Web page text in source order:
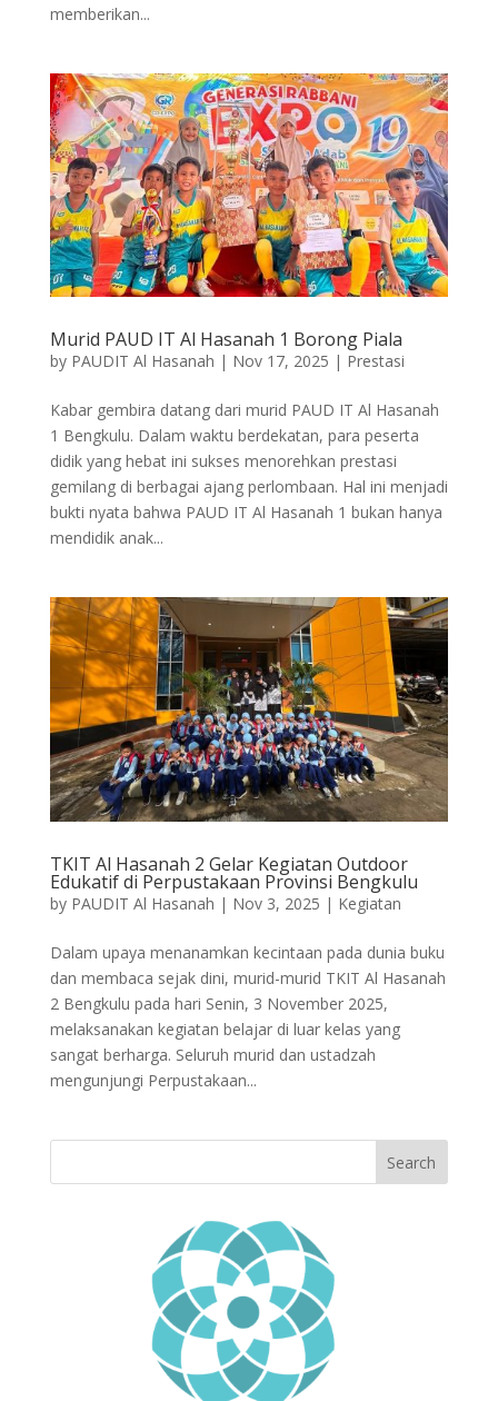
memberikan...
Murid PAUD IT Al Hasanah 1 Borong Piala
by PAUDIT Al Hasanah | Nov 17, 2025 | Prestasi
Kabar gembira datang dari murid PAUD IT Al Hasanah
1 Bengkulu. Dalam waktu berdekatan, para peserta
didik yang hebat ini sukses menorehkan prestasi
gemilang di berbagai ajang perlombaan. Hal ini menjadi
bukti nyata bahwa PAUD IT Al Hasanah 1 bukan hanya
mendidik anak...
TKIT Al Hasanah 2 Gelar Kegiatan Outdoor
Edukatif di Perpustakaan Provinsi Bengkulu
by PAUDIT Al Hasanah | Nov 3, 2025 | Kegiatan
Dalam upaya menanamkan kecintaan pada dunia buku
dan membaca sejak dini, murid-murid TKIT Al Hasanah
2 Bengkulu pada hari Senin, 3 November 2025,
melaksanakan kegiatan belajar di luar kelas yang
sangat berharga. Seluruh murid dan ustadzah
mengunjungi Perpustakaan...